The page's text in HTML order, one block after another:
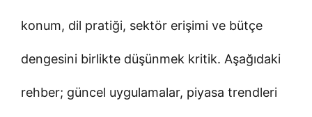
konum, dil pratiği, sektör erişimi ve bütçe
dengesini birlikte düşünmek kritik. Aşağıdaki
rehber; güncel uygulamalar, piyasa trendleri